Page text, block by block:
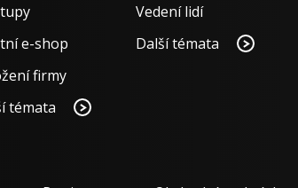
e-shop
firmy
témata
Vedení lidí
Další témata